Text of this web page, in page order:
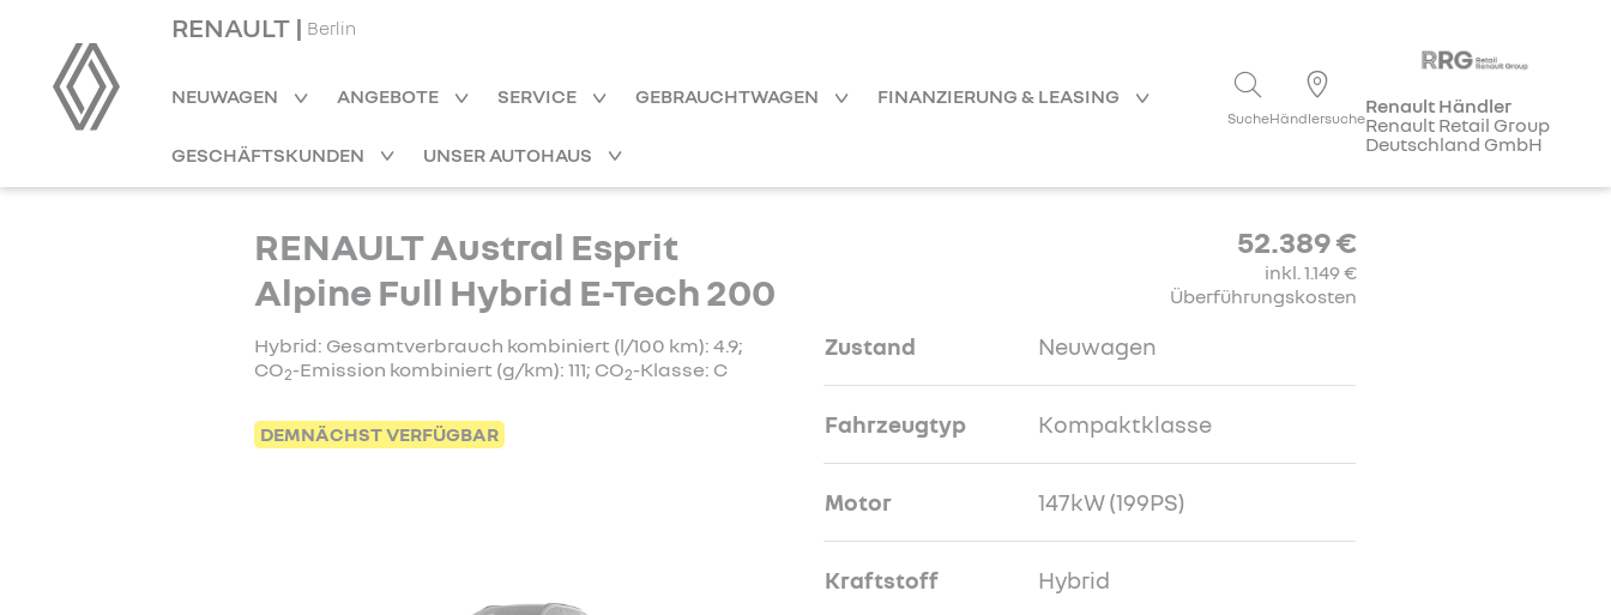
RENAULT | Berlin
NEUWAGEN ANGEBOTE SERVICE GEBRAUCHTWAGEN FINANZIERUNG & LEASING
GESCHÄFTSKUNDEN UNSER AUTOHAUS
SucheHändlersucheRenault Händler
Renault Retail Group
Deutschland GmbH
RENAULT Austral Esprit
Alpine Full Hybrid E-Tech 200
Hybrid: Gesamtverbrauch kombiniert (l/100 km): 4.9;
CO2-Emission kombiniert (g/km): 111; CO2-Klasse: C
DEMNÄCHST VERFÜGBAR
52.389 €
inkl. 1.149 €
Überführungskosten
Zustand Neuwagen
Fahrzeugtyp Kompaktklasse
Motor 147kW (199PS)
Kraftstoff Hybrid